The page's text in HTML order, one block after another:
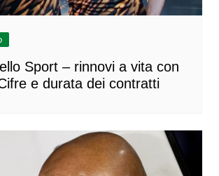
Sport – rinnovi a vita con
e durata dei contratti